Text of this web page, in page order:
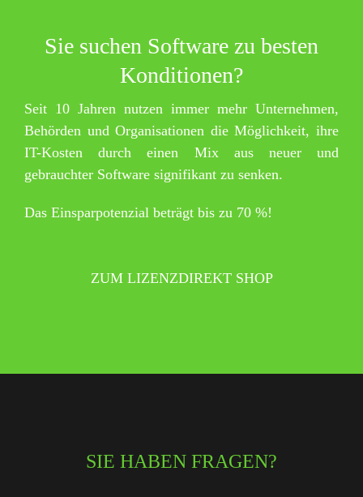
Sie suchen Software zu besten
Konditionen?
Seit 10 Jahren nutzen immer mehr Unternehmen,
Behörden und Organisationen die Möglichkeit, ihre
IT-Kosten durch einen Mix aus neuer und
gebrauchter Software signifikant zu senken.
Das Einsparpotenzial beträgt bis zu 70 %!
ZUM LIZENZDIREKT SHOP
SIE HABEN FRAGEN?